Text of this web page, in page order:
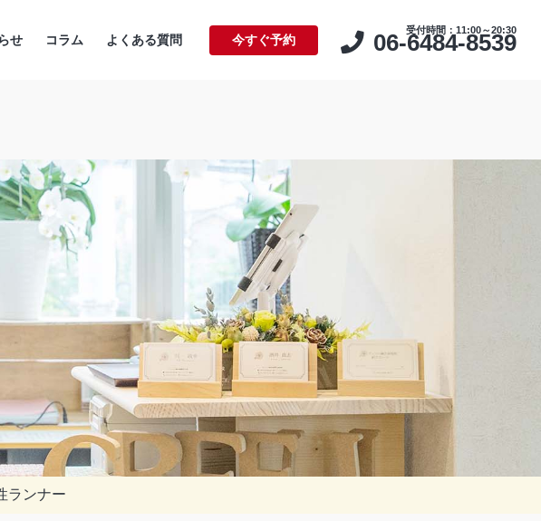
せ コラム よくある質問 今すぐ予約
受付時間：11:00～20:30
06-6484-8539
ランナー